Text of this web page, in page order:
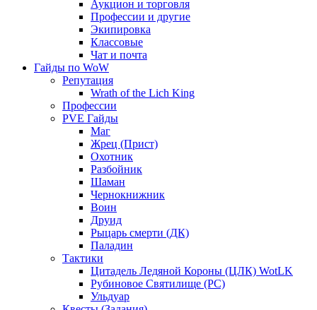
Аукцион и торговля
Профессии и другие
Экипировка
Классовые
Чат и почта
Гайды по WoW
Репутация
Wrath of the Lich King
Профессии
PVE Гайды
Маг
Жрец (Прист)
Охотник
Разбойник
Шаман
Чернокнижник
Воин
Друид
Рыцарь смерти (ДК)
Паладин
Тактики
Цитадель Ледяной Короны (ЦЛК) WotLK
Рубиновое Святилище (РС)
Ульдуар